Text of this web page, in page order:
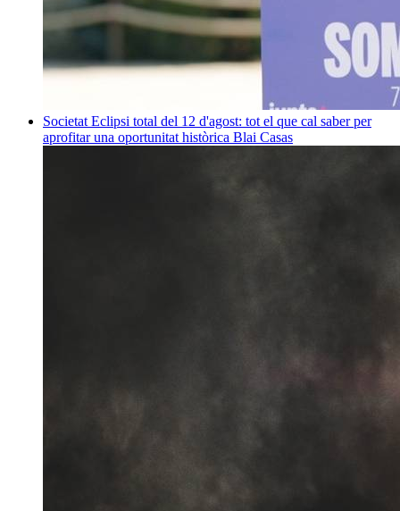
Societat Eclipsi total del 12 d'agost: tot el que cal saber per
aprofitar una oportunitat històrica Blai Casas